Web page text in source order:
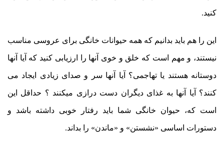
کنید.
این را هم باید بدانیم که همه حیوانات خانگی برای عروسی مناسب
نیستند، و مهم است که خلق و خوی آنها را ارزیابی کنید که آیا آنها
دوستانه هستند یا تهاجمی؟ آیا آنها سر و صدای زیادی ایجاد می
کنند؟ آیا آنها به غذای دیگران دست درازی میکنند ؟ حداقل این
است که، حیوان خانگی شما باید رفتار خوبی داشته باشد و
دستورات اساسی «نشستن» و «ماندن» را بداند.